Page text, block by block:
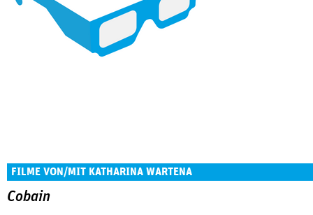
FILME VON/MIT KATHARINA WARTENA
Cobain